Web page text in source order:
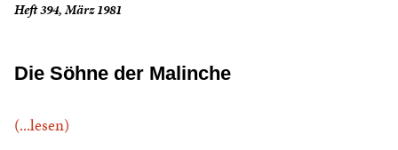
Heft 394, März 1981
Die Söhne der Malinche
(...lesen)